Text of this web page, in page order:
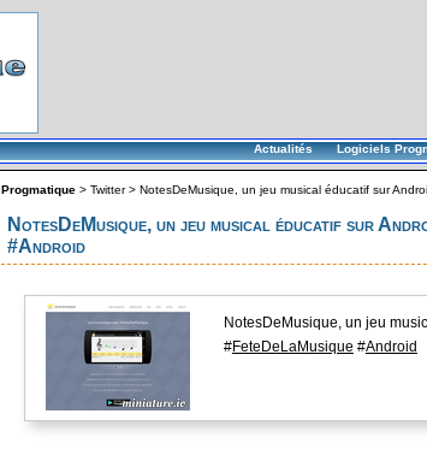
Actualités Logiciels
Progmatique > Twitter> NotesDeMusique, un jeu musical éducatif sur
NotesDeMusique, un jeu musical éducatif sur
#Android
NotesDeMusique, un jeu
#FeteDeLaMusique #Android